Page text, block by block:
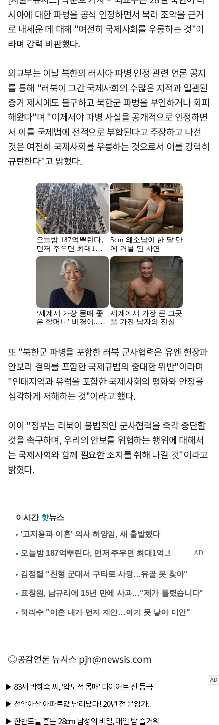
시아에 대한 파병을 공식 인정하면서 북러 조약을 근거
로 내세운 데 대해 "여전히 국제사회를 우롱하는 것"이
라며 강력 비판했다.
외교부는 이날 북한의 러시아 파병 인정 관련 언론 공지
를 통해 "러북이 그간 국제사회의 수많은 지적과 일관된
증거 제시에도 불구하고 북한군 파병을 부인하거나 회피
해왔다"며 "이제서야 파병 사실을 공개적으로 인정하면
서 이를 국제법에 전적으로 부합된다고 주장하고 나선
것은 여전히 국제사회를 우롱하는 것으로서 이를 강력히
규탄한다"고 밝혔다.
또 "북한군 파병을 포함한 러북 군사협력은 유엔 헌장과
안보리 결의를 포함한 국제규범의 중대한 위반"이라며
"인태지역과 유럽을 포함한 국제사회의 평화와 안정을
심각하게 저해하는 것"이라고 했다.
이어 "정부는 러북이 불법적인 군사협력을 즉각 중단할
것을 촉구하며, 우리의 안보를 위협하는 행위에 대해서
는 국제사회와 함께 필요한 조치를 취해 나갈 것"이라고
밝혔다.
이시간 핫뉴스
'고지용과 이혼' 의사 허양임, 새 출발했다
김정렬 "친형 군대서 구타로 사망…유골 못 찾아"
표창원, 남규리에 15년 만에 사과…"제가 틀렸습니다"
하리수 "이혼 내가 먼저 제안…아기 못 낳아 미안"
◎공감언론 뉴시스pjh@newsis.com